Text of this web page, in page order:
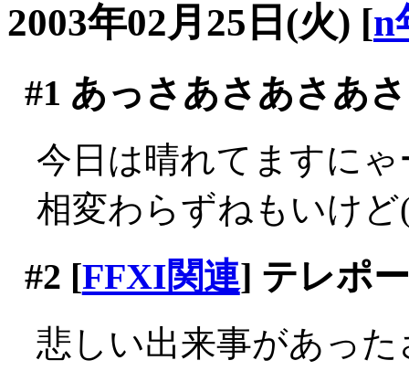
2003年02月25日(火) [n
#1 あっさあさあさあ
今日は晴れてますにゃ
相変わらずねもいけど
#2 [FFXI関連] テレポ
悲しい出来事があった